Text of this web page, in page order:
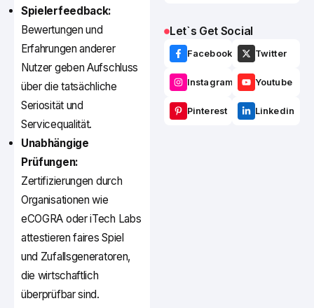
Spielerfeedback:
Bewertungen und
Erfahrungen anderer
Nutzer geben Aufschluss
über die tatsächliche
Seriosität und
Servicequalität.
Unabhängige
Prüfungen:
Zertifizierungen durch
Organisationen wie
eCOGRA oder iTech Labs
attestieren faires Spiel
und Zufallsgeneratoren,
die wirtschaftlich
überprüfbar sind.
Let`s Get Social
Facebook Twitter
Instagram Youtube
Pinterest Linkedin